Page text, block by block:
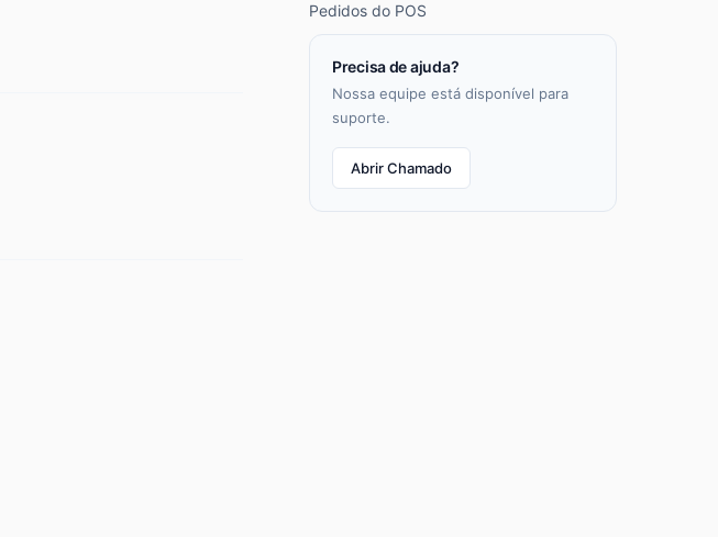
Pedidos do POS
Precisa de ajuda?
Nossa equipe está disponível para
suporte.
Abrir Chamado